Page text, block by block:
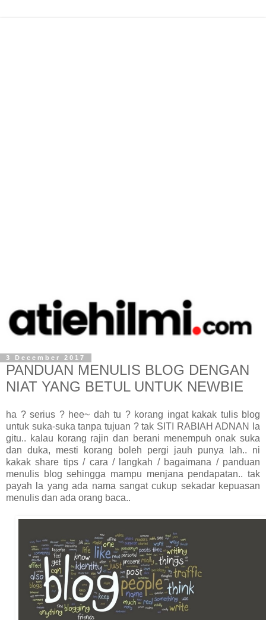
3 December 2017
PANDUAN MENULIS BLOG DENGAN
NIAT YANG BETUL UNTUK NEWBIE
ha ? serius ? hee~ dah tu ? korang ingat kakak tulis blog
untuk suka-suka tanpa tujuan ? tak SITI RABIAH ADNAN la
gitu.. kalau korang rajin dan berani menempuh onak suka
dan duka, mesti korang boleh pergi jauh punya lah.. ni
kakak share tips / cara / langkah / bagaimana / panduan
menulis blog sehingga mampu menjana pendapatan.. tak
payah la yang ada nama sangat cukup sekadar kepuasan
menulis dan ada orang baca..